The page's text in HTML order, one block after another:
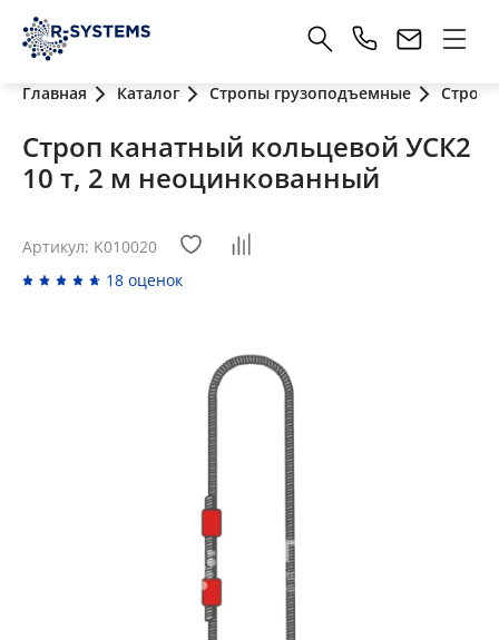
Главная Каталог Стропы грузоподъемные
Строп канатный кольцевой УСК2
10 т, 2 м неоцинкованный
Артикул: K010020
18 оценок